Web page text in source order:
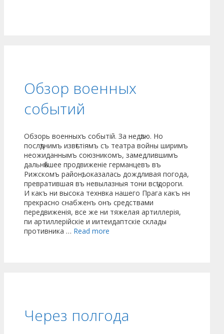
Обзор военных
событий
Обзорь военныхъ событій. За недѣлю. Но
послѣднимъ извѣстіямъ съ театра войны ширимъ
неожиданнымъ союзникомъ, замедлившимъ
дальнѣйшее продвиженіе германцевъ въ
Рижскомъ районѣ, оказалась дождливая погода,
превратившая въ невылазныя тони всѣ дороги.
И какъ ни высока технвка нашего Прага какъ нн
прекрасно снабженъ онъ средствами
передвиженія, все же ни тяжелая артиллерія,
пи артиллерійскіе и иитеидаптскіе склады
противника … Read more
Через полгода